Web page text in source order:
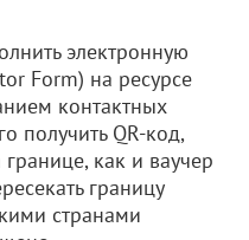
электронную
Form) на ресурсе
контактных
получить QR-код,
как и ваучер
границу
странами